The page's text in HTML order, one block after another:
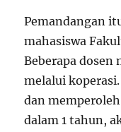
Pemandangan
mahasiswa
Beberapa dosen
melalui
dan
dalam 1 tahun,